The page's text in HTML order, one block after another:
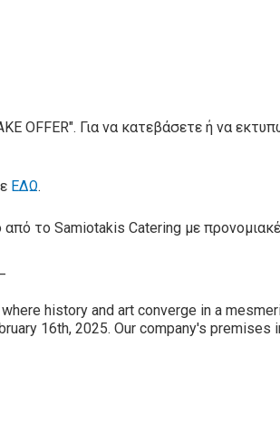
OFFER". Για να κατεβάσετε ή να
ΕΔΩ.
το Samiotakis Catering με
where history and art converge in a
16th, 2025. Our company's premises